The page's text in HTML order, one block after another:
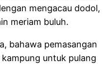
mengacau dodol,
meriam buluh.
bahawa pemasangan
untuk pulang